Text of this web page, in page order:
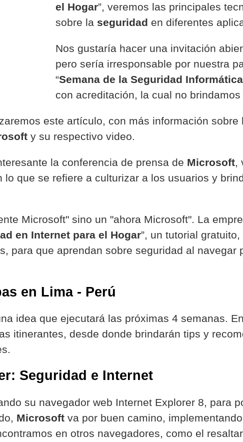
el Hogar”, veremos las principales
sobre la seguridad en diferentes
Nos gustaría hacer una invitación
pero sería irresponsable por nuestra
“Semana de la Seguridad Informática
con acreditación, la cual no brindamos
este artículo, con más información sobre
y su respectivo video.
la conferencia de prensa de Microsoft,
lo que se refiere a culturizar a los usuarios y
Microsoft" sino un "ahora Microsoft". La
en Internet para el Hogar”, un tutorial
para que aprendan sobre seguridad al navegar
en Lima - Perú
idea que ejecutará las próximas 4 semanas.
itinerantes, desde donde brindarán tips y
Seguridad e Internet
su navegador web Internet Explorer 8, para
Microsoft va por buen camino,
en otros navegadores, como el